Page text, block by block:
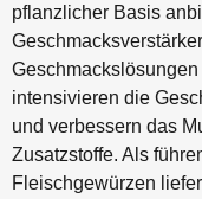
pflanzlicher Basis
intensivieren die
und verbessern das
Zusatzstoffe. Als
Fleischgewürzen